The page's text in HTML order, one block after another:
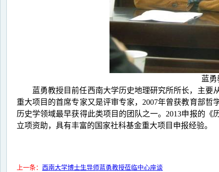
蓝
蓝勇教授目前任西南大学历史地理研究所所长，主
重大项目的首席专家又是评审专家， 2007年曾获教育部哲
历史学领域最早获得此类项目的团队之一。 2013申报的《
立项资助，具有丰富的国家社科基金重大项目申报经验。
上一条： 西南大学博士生导师蓝勇教授莅临中心座谈